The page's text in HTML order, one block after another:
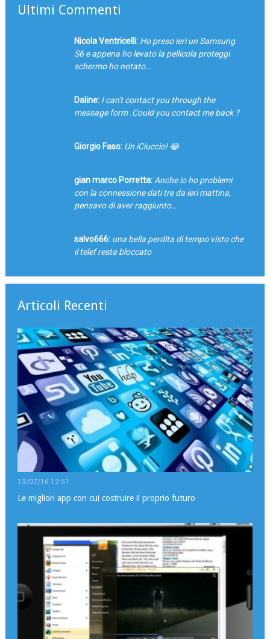
Ultimi Commenti
Nicola Ventricelli: Ho preso ieri un Samsung
S6 e appena ho levato la pellicola proteggi
schermo ho notato…
Daline: I can't contact you through the
message form .Could you contact me back ?
Giorgio Faso: Un iCiuccio! 😂
gian marco Porretta: Anche io ho problemi
con la connessione dati tre da ieri mattina,
pensavo di aver raggiunto…
salvo666: una bella perdita di tempo visto che
il telef resta bloccato
Articoli Recenti
13/07/16 12:51
Le migliori app con cui costruire il proprio futuro